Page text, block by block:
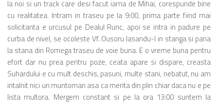
la noi si un track care desi facut iarna de Mihai, corespunde bine
cu realitatea. Intram in traseu pe la 9:00, prima parte fiind mai
solicitanta e urcusul pe Dealul Runc, apoi se intra in padure pe
curba de nivel, se ocoleste Vf. Ousoru lasandu-l in stanga si pana
la stana din Romega traseu de voie buna. E o vreme buna pentru
efort dar nu prea pentru poze, ceata apare si dispare, creasta
Suhardului e cu mult deschis, pasuni, multe stani, nebatut, nu am
intalnit nici un muntoman asa ca merita din plin chiar daca nu e pe
lista multora. Mergem constant si pe la ora 13:00 suntem la